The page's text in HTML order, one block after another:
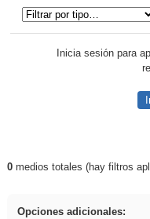
Inicia sesión para
Resultados de:
0medios totales (hay filtros
Opciones adicionales: